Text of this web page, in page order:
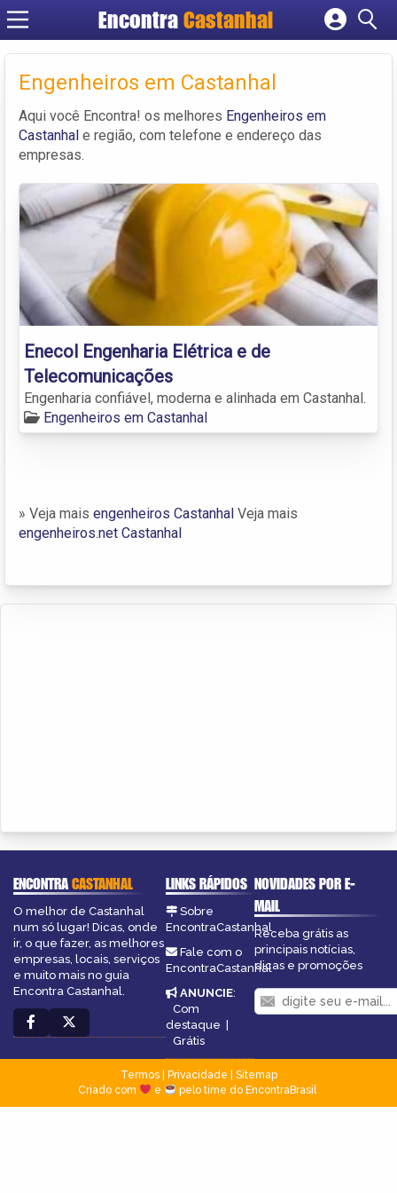
EncontraCastanhal
Cadastrar empresa
Criar conta
Engenheiros em Castanhal
Aqui você Encontra! os melhores Engenheiros em
Castanhal e região, com telefone e endereço das
empresas.
Enecol Engenharia Elétrica e de
Telecomunicações
Engenharia confiável, moderna e alinhada em Castanhal.
Engenheiros em Castanhal
» Veja mais engenheiros Castanhal Veja mais
engenheiros.net Castanhal
ENCONTRACASTANHAL
O melhor de Castanhal
num só lugar! Dicas, onde
ir, o que fazer, as melhores
empresas, locais, serviços
e muito mais no guia
Encontra Castanhal.
LINKS RÁPIDOS
Sobre
EncontraCastanhal
Fale com o
EncontraCastanhal
ANUNCIE:
Com
destaque |
Grátis
NOVIDADES POR E-
MAIL
Receba grátis as
principais notícias,
dicas e promoções
Termos| Privacidade
Sitemap
Criado com
e pelo time do EncontraBrasil